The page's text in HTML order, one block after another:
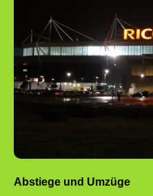
Abstiege und Umzüge